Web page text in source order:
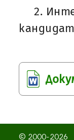
2.
© 2000-2026